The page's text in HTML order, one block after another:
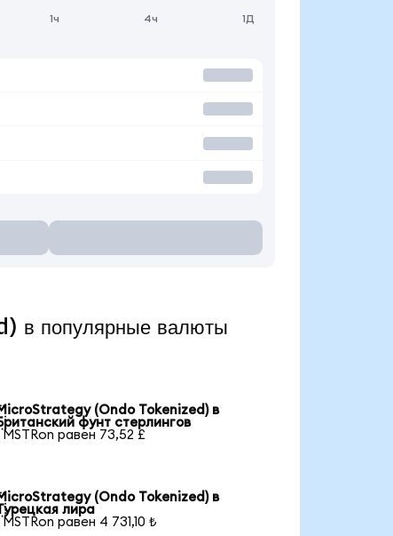
1ч 4ч 1Д
в популярные валюты
(Ondo Tokenized) в
фунт стерлингов
MSTRon равен 73,52 £
(Ondo Tokenized) в
лира
MSTRon равен 4 731,10 ₺